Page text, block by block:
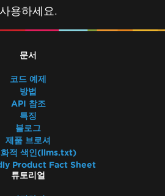
사용하세요.
문서
코드 예제
방법
API 참조
특징
블로그
제품 브로셔
적 색인(llms.txt)
Product Fact Sheet
튜토리얼